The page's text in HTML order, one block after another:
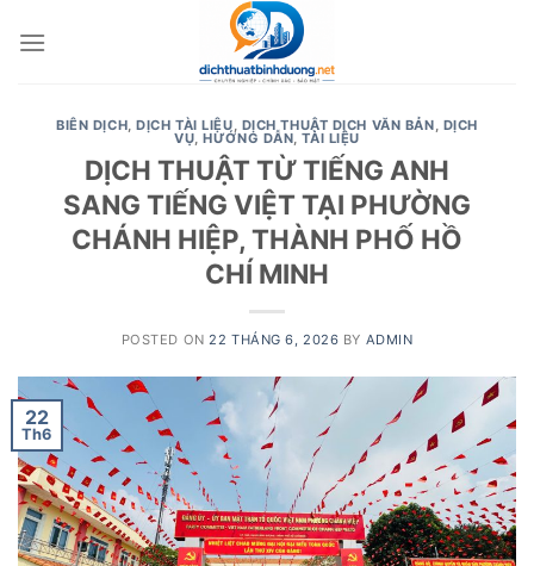
BIÊN DỊCH,DỊCH TÀI LIỆU, DỊCH THUẬT DỊCH VĂN BẢN, DỊCH
VỤ,HƯỚNG DẪN,TÀI LIỆU
DỊCH THUẬT TỪ TIẾNG ANH
SANG TIẾNG VIỆT TẠI PHƯỜNG
CHÁNH HIỆP, THÀNH PHỐ HỒ
CHÍ MINH
POSTED ON 22 THÁNG 6, 2026 BY ADMIN
22
Th6